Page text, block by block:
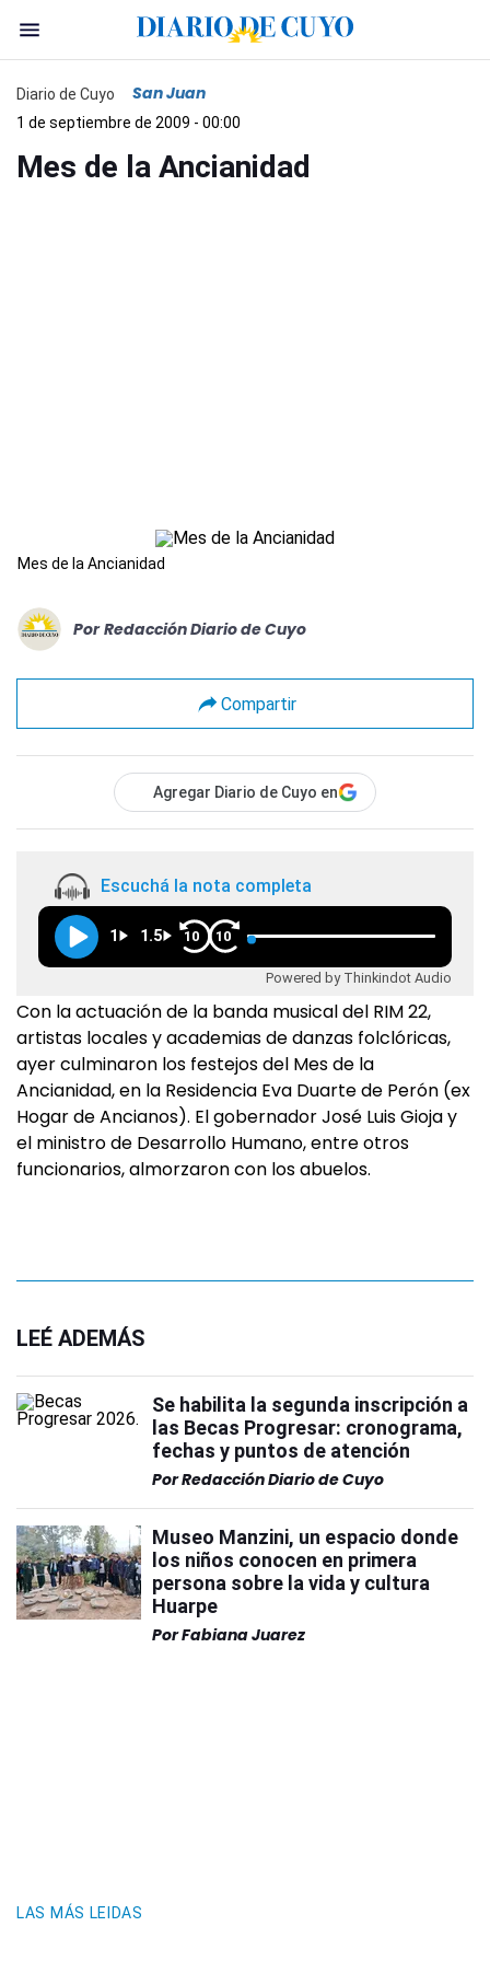
Diario de Cuyo San Juan
1 de septiembre de 2009 - 00:00
Mes de la Ancianidad
Mes de la Ancianidad
Por Redacción Diario de Cuyo
Compartir
Agregar Diario de Cuyo en
Escuchá la nota completa
1 1.5 10 10
Powered by Thinkindot Audio
Con la actuación de la banda musical del RIM 22,
artistas locales y academias de danzas folclóricas,
ayer culminaron los festejos del Mes de la
Ancianidad, en la Residencia Eva Duarte de Perón (ex
Hogar de Ancianos). El gobernador José Luis Gioja y
el ministro de Desarrollo Humano, entre otros
funcionarios, almorzaron con los abuelos.
LEÉ ADEMÁS
Se habilita la segunda inscripción a
las Becas Progresar: cronograma,
fechas y puntos de atención
PorRedacción Diario de Cuyo
Museo Manzini, un espacio donde
los niños conocen en primera
persona sobre la vida y cultura
Huarpe
PorFabiana Juarez
LAS MÁS LEIDAS